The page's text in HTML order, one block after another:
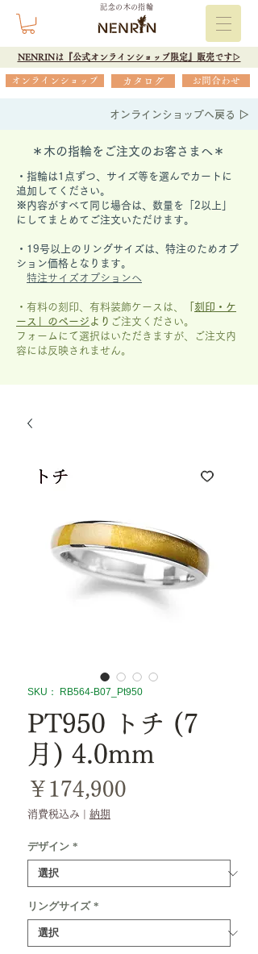
記念の木の指輪
NENRINは『公式オンラインショップ限定』販売です▷
オンラインショップ カタログ お問合わせ
オンラインショップへ戻る ▷
＊木の指輪をご注文のお客さまへ＊
・指輪は1点ずつ、サイズ等を選んでカートに
追加してください。
※内容がすべて同じ場合は、数量を「2以上」
にしてまとめてご注文いただけます。
​・19号以上のリングサイズは、特注のためオプ
ション価格となります。
特注サイズオプションへ
・有料の刻印、有料装飾ケースは、
刻印・ケ
ース」のページ より ご注文ください。
フォームにて選択はいただきますが、
ご注文内
容には反映されません。
SKU： RB564-B07_Pt950
PT950 トチ (7
月) 4.0mm
￥174,900
消費税込み 納期
デザイン *
リングサイズ *